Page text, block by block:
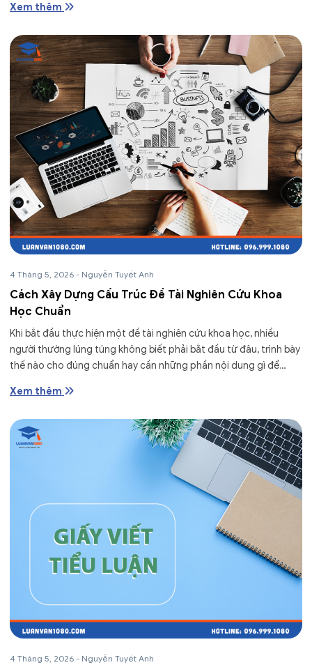
Xem thêm
4 Tháng 5, 2026 - Nguyễn Tuyết Anh
Cách Xây Dựng Cấu Trúc Đề Tài Nghiên Cứu Khoa
Học Chuẩn
Khi bắt đầu thực hiện một đề tài nghiên cứu khoa học, nhiều
người thường lúng túng không biết phải bắt đầu từ đâu, trình bày
thế nào cho đúng chuẩn hay cần những phần nội dung gì để
Xem thêm
4 Tháng 5, 2026 - Nguyễn Tuyết Anh